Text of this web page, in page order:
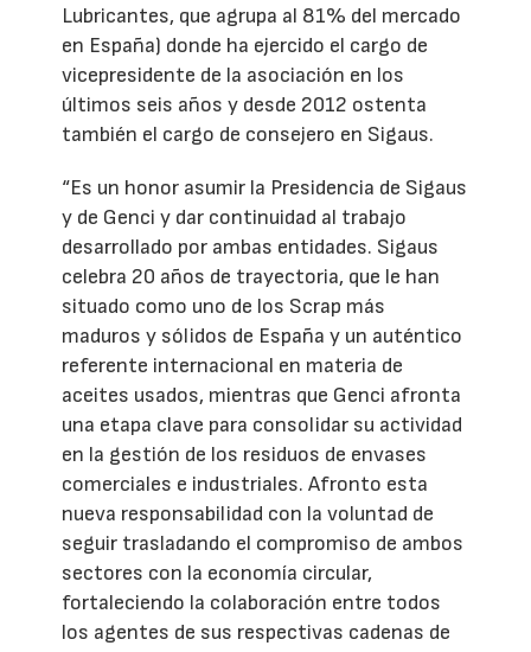
Lubricantes, que agrupa al 81% del mercado
en España) donde ha ejercido el cargo de
vicepresidente de la asociación en los
últimos seis años y desde 2012 ostenta
también el cargo de consejero en Sigaus.
“Es un honor asumir la Presidencia de Sigaus
y de Genci y dar continuidad al trabajo
desarrollado por ambas entidades. Sigaus
celebra 20 años de trayectoria, que le han
situado como uno de los Scrap más
maduros y sólidos de España y un auténtico
referente internacional en materia de
aceites usados, mientras que Genci afronta
una etapa clave para consolidar su actividad
en la gestión de los residuos de envases
comerciales e industriales. Afronto esta
nueva responsabilidad con la voluntad de
seguir trasladando el compromiso de ambos
sectores con la economía circular,
fortaleciendo la colaboración entre todos
los agentes de sus respectivas cadenas de